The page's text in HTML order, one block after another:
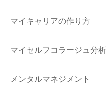
マイキャリアの作り方
マイセルフコラージュ分析
メンタルマネジメント